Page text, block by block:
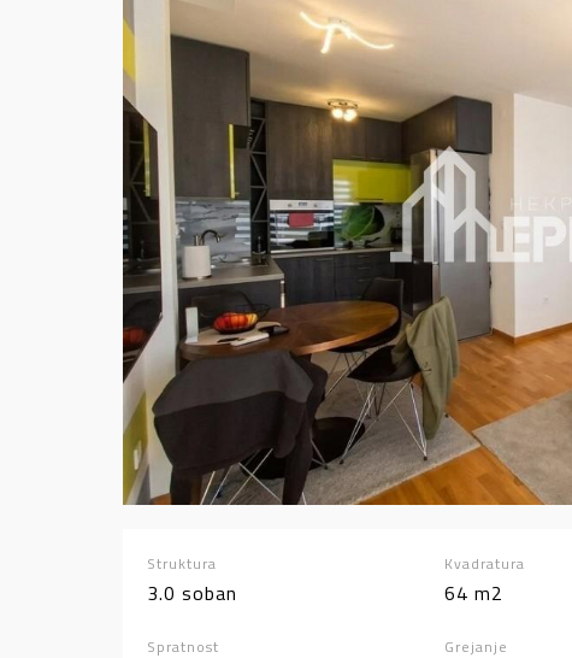
Struktura
3.0 soban
Kvadratura
64 m2
Spratnost Grejanje